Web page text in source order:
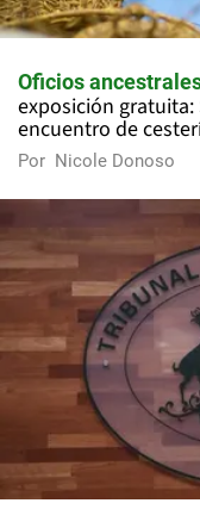
Oficios
exposición gratuita:
encuentro de
Por Nicole Donoso